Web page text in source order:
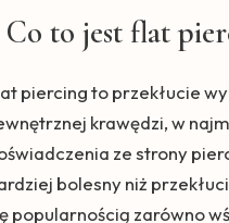
Co to jest flat
piercing to przekłucie
krawędzi, w
ze strony
bolesny niż
popularnością zarówno